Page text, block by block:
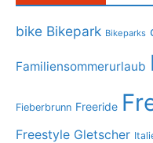
bike Bikepark Bikeparks
Familiensommerurlaub
Fieberbrunn Freeride
Freestyle Gletscher